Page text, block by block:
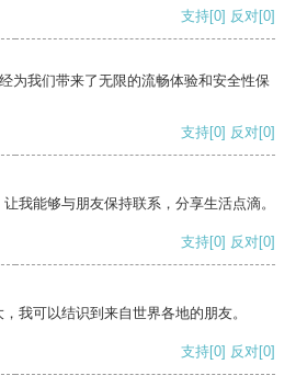
支持[0] 反对[0]
为我们带来了无限的流畅体验和安全性保
支持[0] 反对[0]
我能够与朋友保持联系，分享生活点滴。
支持[0] 反对[0]
我可以结识到来自世界各地的朋友。
支持[0] 反对[0]